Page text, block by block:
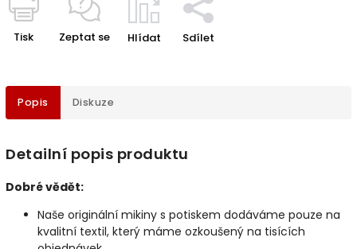
Tisk Zeptat se Hlídat Sdílet
Popis Diskuze
Detailní popis produktu
Dobré vědět:
Naše originální mikiny s potiskem dodáváme pouze na
kvalitní textil, který máme ozkoušený na tisících